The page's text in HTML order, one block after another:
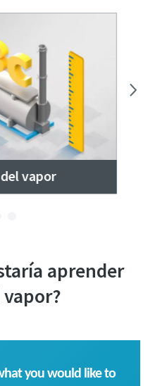
vapor
aprender